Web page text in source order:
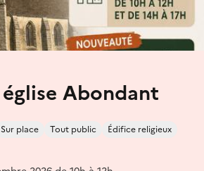
Abondant
Sur place Tout public Édifice religieux